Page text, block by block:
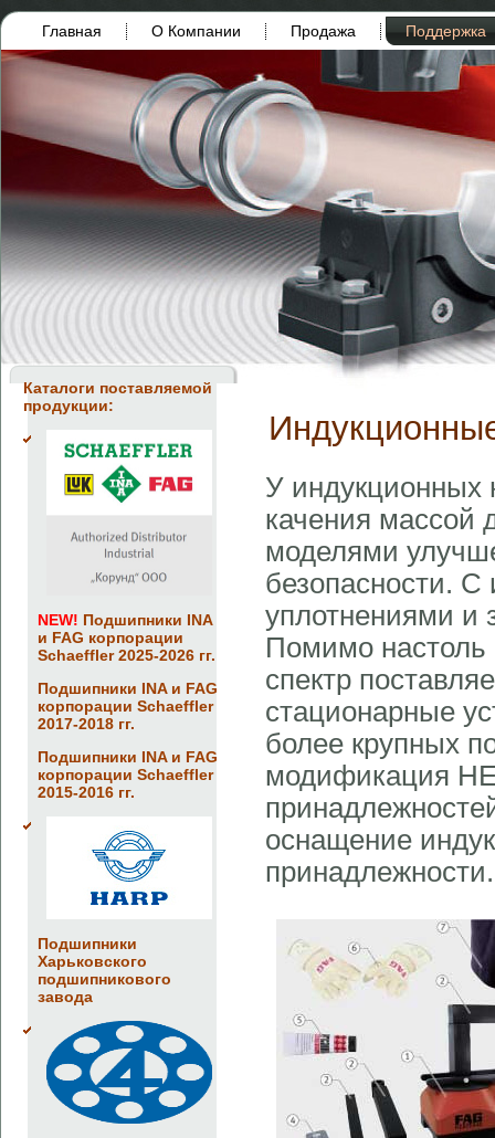
Главная О Компании Продажа Поддержка
Каталоги поставляемой
продукции:
NEW! Подшипники INA
и FAG корпорации
Schaeffler 2025-2026 гг.
Подшипники INA и FAG
корпорации Schaeffler
2017-2018 гг.
Подшипники INA и FAG
корпорации Schaeffler
2015-2016 гг.
Подшипники
Харьковского
подшипникового
завода
У индукционных
качения массой
моделями
безопасности.
уплотнениями и
Помимо настоль
спектр
стационарные
более крупных
модификация
оснащение
принадлежности.